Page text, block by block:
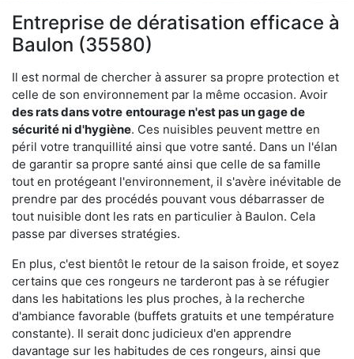
Entreprise de dératisation efficace à
Baulon (35580)
Il est normal de chercher à assurer sa propre protection et
celle de son environnement par la même occasion. Avoir
des rats dans votre entourage n'est pas un gage de
sécurité ni d'hygiène. Ces nuisibles peuvent mettre en
péril votre tranquillité ainsi que votre santé. Dans un l'élan
de garantir sa propre santé ainsi que celle de sa famille
tout en protégeant l'environnement, il s'avère inévitable de
prendre par des procédés pouvant vous débarrasser de
tout nuisible dont les rats en particulier à Baulon. Cela
passe par diverses stratégies.
En plus, c'est bientôt le retour de la saison froide, et soyez
certains que ces rongeurs ne tarderont pas à se réfugier
dans les habitations les plus proches, à la recherche
d'ambiance favorable (buffets gratuits et une température
constante). Il serait donc judicieux d'en apprendre
davantage sur les habitudes de ces rongeurs, ainsi que